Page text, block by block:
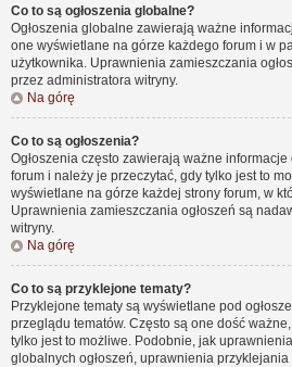
Co to są ogłoszenia globalne?
Ogłoszenia globalne zawierają ważne
one wyświetlane na górze każdego forum i w
użytkownika. Uprawnienia zamieszczania
przez administratora witryny.
Na górę
Co to są ogłoszenia?
Ogłoszenia często zawierają ważne
forum i należy je przeczytać, gdy tylko jest to
wyświetlane na górze każdej strony forum, w
Uprawnienia zamieszczania ogłoszeń są
witryny.
Na górę
Co to są przyklejone tematy?
Przyklejone tematy są wyświetlane pod
przeglądu tematów. Często są one dość
tylko jest to możliwe. Podobnie, jak
globalnych ogłoszeń, uprawnienia